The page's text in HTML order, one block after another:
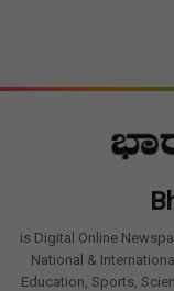
is Digital Online
National &
Education, Sports,